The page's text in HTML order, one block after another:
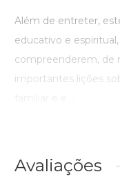
Além de entreter,
educativo e
compreenderem, de
importantes lições
Avaliações